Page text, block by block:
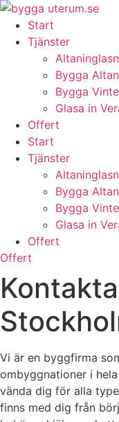
Skip
content
Start
Tjänster
Bygga Altan
Bygga
Glasa in
Offert
Start
Tjänster
Bygga Altan
Bygga
Glasa in
Offert
Offert
Vi är en byggfirma
ombyggnationer i
vända dig för alla
finns med dig från